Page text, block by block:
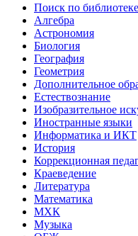
Поиск по библиотеке
Алгебра
Астрономия
Биология
География
Геометрия
Дополнительное
Естествознание
Изобразительное
Иностранные языки
Информатика и ИКТ
История
Коррекционная
Краеведение
Литература
Математика
МХК
Музыка